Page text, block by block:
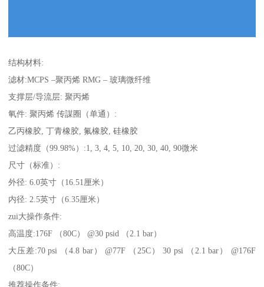
结构材料:
滤材:MCPS –聚丙烯 RMG – 玻璃微纤维
支撑层/导流层: 聚丙烯
氠件: 聚丙烯 传謀圈（单通）:
乙丙橡胶, 丁青橡胶, 氟橡胶, 硅橡胶
过滤精度（99.98%）:1, 3, 4, 5, 10, 20, 30, 40, 90微米
尺寸（标准）:
外径: 6.0英寸（16.51厘米）
内径: 2.5英寸（6.35厘米）
zui大操作条件:
高温度:176F （80C） @30 psid （2.1 bar）
大压差:70 psi （4.8 bar） @77F （25C） 30 psi （2.1 bar） @176F
（80C）
推荐操作条件: